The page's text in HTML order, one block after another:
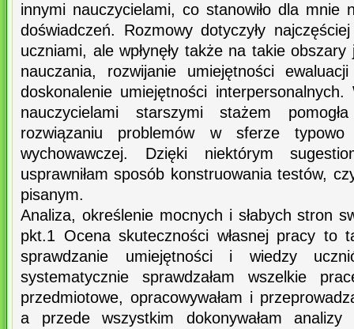
innymi nauczycielami, co stanowiło dla mnie
doświadczeń. Rozmowy dotyczyły
uczniami, ale wpłynęły także na takie
nauczania, rozwijanie umiejętności
doskonalenie umiejętności
nauczycielami starszymi stażem
rozwiązaniu problemów w sferze
wychowawczej. Dzięki niektórym
usprawniłam sposób konstruowania testów,
pisanym.
Analiza, określenie mocnych i słabych stron
pkt.1 Ocena skuteczności własnej pracy to
sprawdzanie umiejętności i wiedzy
systematycznie sprawdzałam wszelkie
przedmiotowe, opracowywałam i
a przede wszystkim dokonywałam analizy